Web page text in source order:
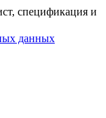
спецификация и
данных